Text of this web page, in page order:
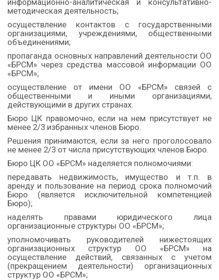
информационно-аналитическая и консультативно-
методическая деятельность;
осуществление контактов с государственными
организациями, учреждениями, общественными
объединениями;
пропаганда основных направлений деятельности ОО
«БРСМ» через средства массовой информации ОО
«БРСМ»;
осуществление от имени ОО «БРСМ» связей с
общественными и иными организациями,
действующими в других странах.
Бюро ЦК правомочно, если на нем присутствует не
менее 2/3 избранных членов Бюро.
Решения принимаются, если за него проголосовало
не менее 2/3 от числа присутствующих членов Бюро.
Бюро ЦК ОО «БРСМ» наделяется полномочиями:
передавать недвижимость, имущество и т.п. в
аренду и пользование на период срока полномочий
Бюро (является исключительной компетенцией
Бюро);
наделять правами юридического лица
организационные структуры ОО «БРСМ»;
уполномочивать руководителей нижестоящих
организационных структур ОО «БРСМ» на
осуществление действий, связанных с учетом
(прекращением деятельности) организационных
структур ОО «БРСМ»;